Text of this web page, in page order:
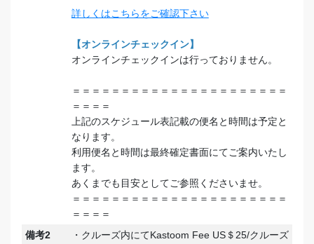
詳しくはこちらをご確認下さい
【オンラインチェックイン】
オンラインチェックインは行っておりません。
＝＝＝＝＝＝＝＝＝＝＝＝＝＝＝＝＝＝＝＝＝＝
＝＝＝＝
上記のスケジュール表記載の便名と時間は予定と
なります。
利用便名と時間は最終確定書面にてご案内いたし
ます。
あくまでも目安としてご参照くださいませ。
＝＝＝＝＝＝＝＝＝＝＝＝＝＝＝＝＝＝＝＝＝＝
＝＝＝＝
備考2
・クルーズ内にてKastoom Fee US＄25/クルーズ